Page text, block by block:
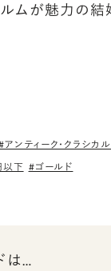
ルムが魅力の結
アンティーク・クラシカル
以下 #ゴールド
は…